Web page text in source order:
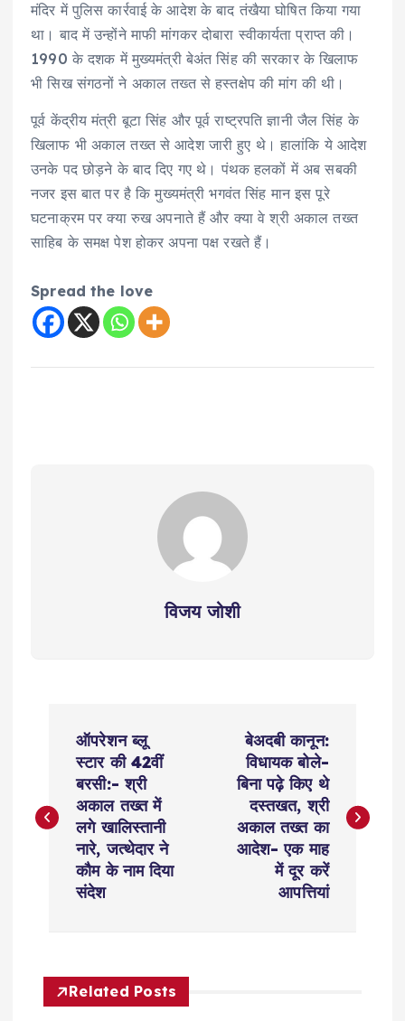
मंदिर में पुलिस कार्रवाई के आदेश के बाद तंखैया घोषित किया गया
था। बाद में उन्होंने माफी मांगकर दोबारा स्वीकार्यता प्राप्त की।
1990 के दशक में मुख्यमंत्री बेअंत सिंह की सरकार के खिलाफ
भी सिख संगठनों ने अकाल तख्त से हस्तक्षेप की मांग की थी।
पूर्व केंद्रीय मंत्री बूटा सिंह और पूर्व राष्ट्रपति ज्ञानी जैल सिंह के
खिलाफ भी अकाल तख्त से आदेश जारी हुए थे। हालांकि ये आदेश
उनके पद छोड़ने के बाद दिए गए थे। पंथक हलकों में अब सबकी
नजर इस बात पर है कि मुख्यमंत्री भगवंत सिंह मान इस पूरे
घटनाक्रम पर क्या रुख अपनाते हैं और क्या वे श्री अकाल तख्त
साहिब के समक्ष पेश होकर अपना पक्ष रखते हैं।
Spread the love
विजय जोशी
s
v
ऑपरेशन ब्लू
स्टार की 42वीं
बरसी:- श्री
अकाल तख्त में
लगे खालिस्तानी
नारे, जत्थेदार ने
काैम के नाम दिया
संदेश
बेअदबी कानून:
विधायक बोले-
बिना पढ़े किए थे
दस्तखत, श्री
अकाल तख्त का
आदेश- एक माह
में दूर करें
आपत्तियां
Related Posts